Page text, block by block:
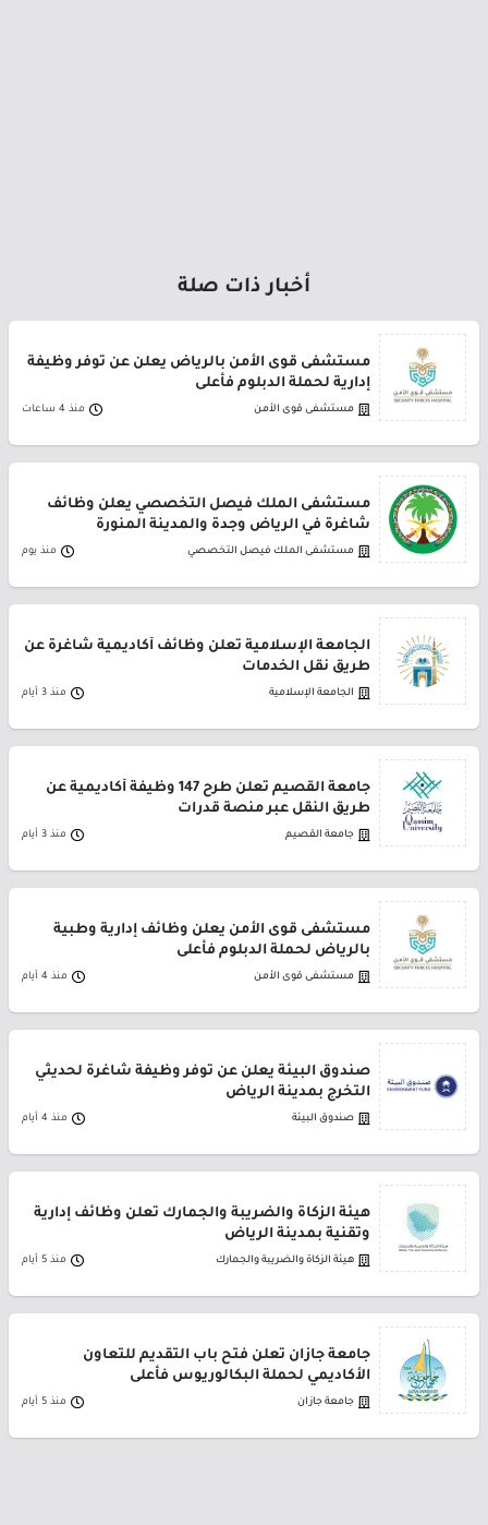
أخبار ذات صلة
مستشفى قوى الأمن بالرياض يعلن عن توفر وظيفة
إدارية لحملة الدبلوم فأعلى
مستشفى قوى الأمن منذ 4 ساعات
مستشفى الملك فيصل التخصصي يعلن وظائف
شاغرة في الرياض وجدة والمدينة المنورة
مستشفى الملك فيصل التخصصي منذ يوم
الجامعة الإسلامية تعلن وظائف أكاديمية شاغرة عن
طريق نقل الخدمات
الجامعة الإسلامية منذ 3 أيام
جامعة القصيم تعلن طرح 147 وظيفة أكاديمية عن
طريق النقل عبر منصة قدرات
جامعة القصيم منذ 3 أيام
مستشفى قوى الأمن يعلن وظائف إدارية وطبية
بالرياض لحملة الدبلوم فأعلى
مستشفى قوى الأمن منذ 4 أيام
صندوق البيئة يعلن عن توفر وظيفة شاغرة لحديثي
التخرج بمدينة الرياض
صندوق البيئة منذ 4 أيام
هيئة الزكاة والضريبة والجمارك تعلن وظائف إدارية
وتقنية بمدينة الرياض
هيئة الزكاة والضريبة والجمارك منذ 5 أيام
جامعة جازان تعلن فتح باب التقديم للتعاون
الأكاديمي لحملة البكالوريوس فأعلى
جامعة جازان منذ 5 أيام